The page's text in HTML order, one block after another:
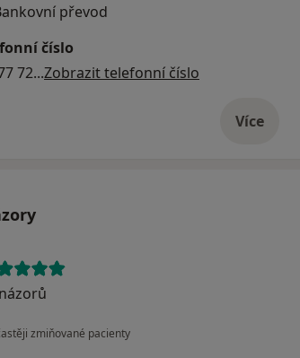
převod
číslo
72...Zobrazit telefonní číslo
Víceo adrese
zmiňované pacienty